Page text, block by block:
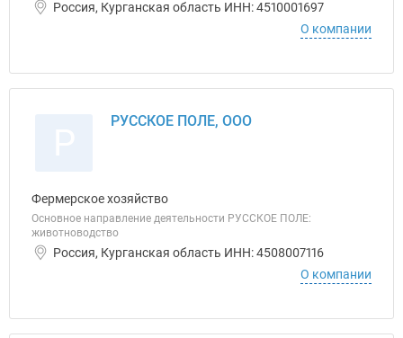
Россия, Курганская область ИНН: 4510001697
О компании
РУССКОЕ ПОЛЕ, ООО
Фермерское хозяйство
Основное направление деятельности РУССКОЕ ПОЛЕ:
животноводство
Россия, Курганская область ИНН: 4508007116
О компании